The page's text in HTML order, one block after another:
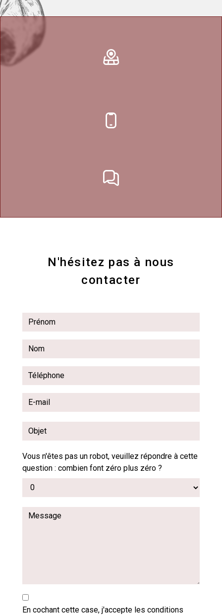
N'hésitez pas à nous
contacter
Vous n'êtes pas un robot, veuillez répondre à cette
question : combien font zéro plus zéro ?
En cochant cette case, j'accepte les conditions